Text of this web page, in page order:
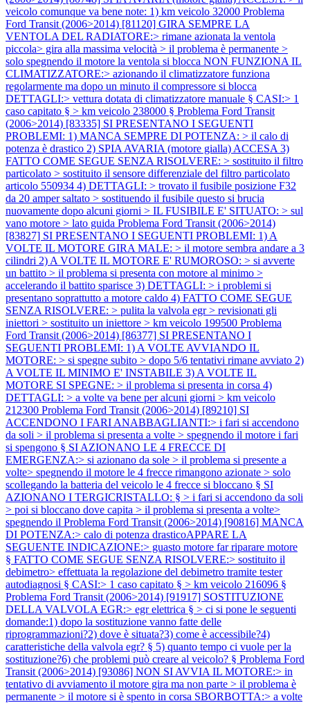
veicolo comunque va bene note: 1) km veicolo 32000 Problema
Ford Transit (2006>2014) [81120] GIRA SEMPRE LA
VENTOLA DEL RADIATORE:> rimane azionata la ventola
piccola> gira alla massima velocità > il problema è permanente >
solo spegnendo il motore la ventola si blocca NON FUNZIONA IL
CLIMATIZZATORE:> azionando il climatizzatore funziona
regolarmente ma dopo un minuto il compressore si blocca
DETTAGLI:> vettura dotata di climatizzatore manuale § CASI:> 1
caso capitato § > km veicolo 238000 § Problema Ford Transit
(2006>2014) [83335] SI PRESENTANO I SEGUENTI
PROBLEMI: 1) MANCA SEMPRE DI POTENZA: > il calo di
potenza è drastico 2) SPIA AVARIA (motore gialla) ACCESA 3)
FATTO COME SEGUE SENZA RISOLVERE: > sostituito il filtro
particolato > sostituito il sensore differenziale del filtro particolato
articolo 550934 4) DETTAGLI: > trovato il fusibile posizione F32
da 20 amper saltato > sostituendo il fusibile questo si brucia
nuovamente dopo alcuni giorni > IL FUSIBILE E' SITUATO: > sul
vano motore > lato guida Problema Ford Transit (2006>2014)
[83827] SI PRESENTANO I SEGUENTI PROBLEMI: 1) A
VOLTE IL MOTORE GIRA MALE: > il motore sembra andare a 3
cilindri 2) A VOLTE IL MOTORE E' RUMOROSO: > si avverte
un battito > il problema si presenta con motore al minimo >
accelerando il battito sparisce 3) DETTAGLI: > i problemi si
presentano soprattutto a motore caldo 4) FATTO COME SEGUE
SENZA RISOLVERE: > pulita la valvola egr > revisionati gli
iniettori > sostituito un iniettore > km veicolo 199500 Problema
Ford Transit (2006>2014) [86377] SI PRESENTANO I
SEGUENTI PROBLEMI: 1) A VOLTE AVVIANDO IL
MOTORE: > si spegne subito > dopo 5/6 tentativi rimane avviato 2)
A VOLTE IL MINIMO E' INSTABILE 3) A VOLTE IL
MOTORE SI SPEGNE: > il problema si presenta in corsa 4)
DETTAGLI: > a volte va bene per alcuni giorni > km veicolo
212300 Problema Ford Transit (2006>2014) [89210] SI
ACCENDONO I FARI ANABBAGLIANTI:> i fari si accendono
da soli > il problema si presenta a volte > spegnendo il motore i fari
si spengono § SI AZIONANO LE 4 FRECCE DI
EMERGENZA:> si azionano da sole > il problema si presente a
volte> spegnendo il motore le 4 frecce rimangono azionate > solo
scollegando la batteria del veicolo le 4 frecce si bloccano § SI
AZIONANO I TERGICRISTALLO: § > i fari si accendono da soli
> poi si bloccano dove capita > il problema si presenta a volte>
spegnendo il Problema Ford Transit (2006>2014) [90816] MANCA
DI POTENZA:> calo di potenza drasticoAPPARE LA
SEGUENTE INDICAZIONE:> guasto motore far riparare motore
§ FATTO COME SEGUE SENZA RISOLVERE:> sostituito il
debimetro> effettuata la regolazione del debimetro tramite tester
autodiagnosi § CASI:> 1 caso capitato § > km veicolo 216096 §
Problema Ford Transit (2006>2014) [91917] SOSTITUZIONE
DELLA VALVOLA EGR:> egr elettrica § > ci si pone le seguenti
domande:1) dopo la sostituzione vanno fatte delle
riprogrammazioni?2) dove è situata?3) come è accessibile?4)
caratteristiche della valvola egr? § 5) quanto tempo ci vuole per la
sostituzione?6) che problemi può creare al veicolo? § Problema Ford
Transit (2006>2014) [93086] NON SI AVVIA IL MOTORE:> in
tentativo di avviamento il motore gira ma non parte > il problema è
permanente > il motore si è spento in corsa SBORBOTTA:> a volte